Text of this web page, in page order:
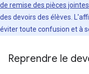
de remise des pièces jointes
des devoirs des élèves.
éviter toute confusion et à
Reprendre le